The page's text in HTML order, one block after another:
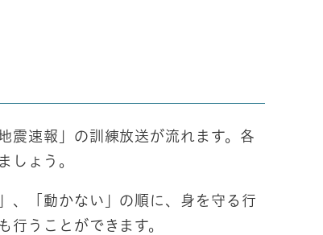
速報」の訓練放送が流れます。各
しょう。
「動かない」の順に、身を守る行
行うことができます。